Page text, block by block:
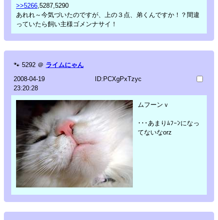
>>5266 ,5287,5290
あれれ～今気づいたのですが、上の３点、弟くんですか！？間違
っていたら飼い主様ゴメンナサイ！
🐾 5292 ＠ ライムにゃん
2008-04-19
23:20:28
ID:PCXgPxTzyc
ムフーンｖ
･･･あまりﾑﾌｰﾝになっ
てないなorz